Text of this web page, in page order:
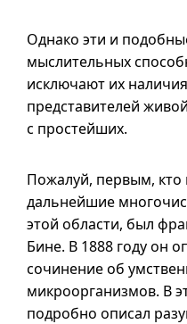
Однако эти и
мыслительных
исключают их наличия
представителей
с простейших.
Пожалуй, первым, кто
дальнейшие
этой области, был
Бине. В 1888 году он
сочинение об
микроорганизмов. В
подробно описал